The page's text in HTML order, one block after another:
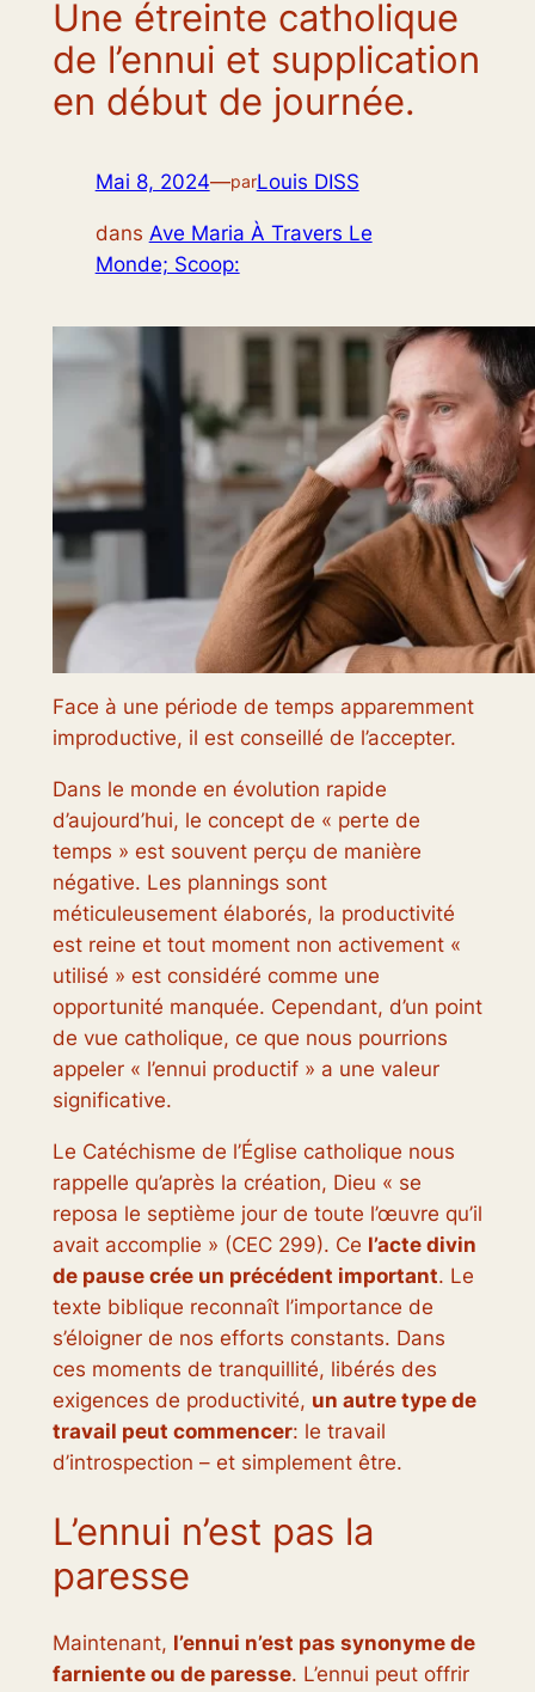
Une étreinte catholique
de l’ennui et supplication
en début de journée.
Mai 8, 2024—parLouis DISS
dans Ave Maria À Travers Le
Monde; Scoop:
Face à une période de temps apparemment
improductive, il est conseillé de l’accepter.
Dans le monde en évolution rapide
d’aujourd’hui, le concept de « perte de
temps » est souvent perçu de manière
négative. Les plannings sont
méticuleusement élaborés, la productivité
est reine et tout moment non activement «
utilisé » est considéré comme une
opportunité manquée. Cependant, d’un point
de vue catholique, ce que nous pourrions
appeler « l’ennui productif » a une valeur
significative.
Le Catéchisme de l’Église catholique nous
rappelle qu’après la création, Dieu « se
reposa le septième jour de toute l’œuvre qu’il
avait accomplie » (CEC 299). Ce l’acte divin
de pause crée un précédent important. Le
texte biblique reconnaît l’importance de
s’éloigner de nos efforts constants. Dans
ces moments de tranquillité, libérés des
exigences de productivité, un autre type de
travail peut commencer: le travail
d’introspection – et simplement être.
L’ennui n’est pas la
paresse
Maintenant, l’ennui n’est pas synonyme de
farniente ou de paresse. L’ennui peut offrir